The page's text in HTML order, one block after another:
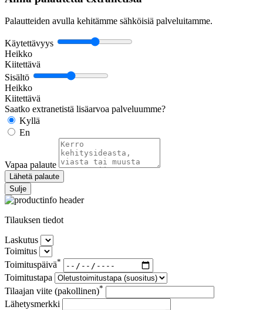
Palautteiden avulla kehitämme sähköisiä palveluitamme.
Käytettävyys
Heikko
Kiitettävä
Sisältö
Heikko
Kiitettävä
Saatko extranetistä lisäarvoa palveluumme?
Kyllä
En
Vapaa palaute
Lähetä palaute
Sulje
Tilauksen tiedot
Laskutus
Toimitus
Toimituspäivä*
Toimitustapa
Tilaajan viite (pakollinen)*
Lähetysmerkki